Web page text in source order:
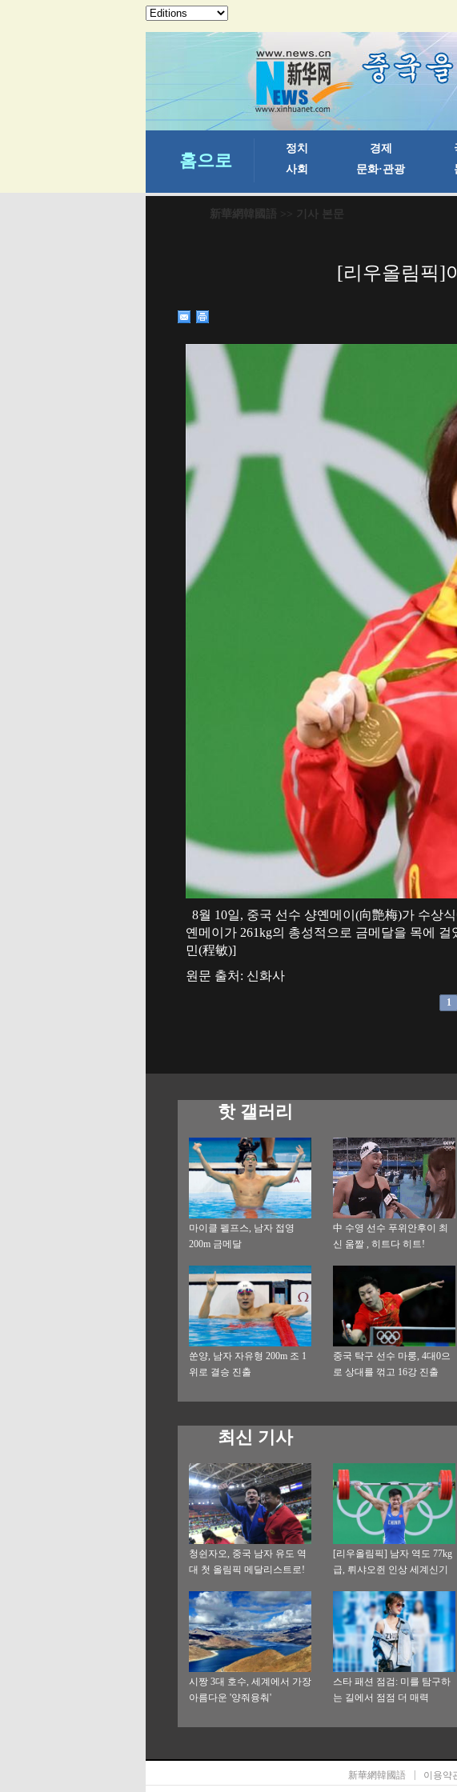
新華網韓國語 >> 기사 본문
[리우올림픽]
8월 10일, 중국 선수 샹옌메이(向艶梅)가 수상
옌메이가 261kg의 총성적으로 금메달을 목에
민(程敏)]
원문 출처: 신화사
1
핫 갤러리
마이클 펠프스, 남자 접영
200m 금메달
中 수영 선수 푸위안후이 최
신 움짤 , 히트다 히트!
쑨양, 남자 자유형 200m 조 1
위로 결승 진출
중국 탁구 선수 마룽, 4대0으
로 상대를 꺾고 16강 진출
최신 기사
청쉰자오, 중국 남자 유도 역
대 첫 올림픽 메달리스트로!
[리우올림픽] 남자 역도 77kg
급, 뤼샤오쥔 인상 세계신기
시짱 3대 호수, 세계에서 가장
아름다운 '양줘융춰'
스타 패션 점검: 미를 탐구하
는 길에서 점점 더 매력
新華網韓國語 이용약